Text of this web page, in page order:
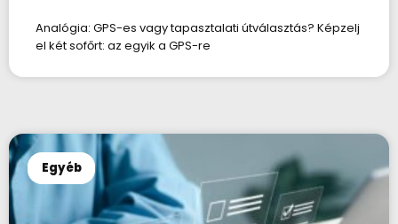
Analógia: GPS-es vagy tapasztalati útválasztás? Képzelj
el két sofőrt: az egyik a GPS-re
Egyéb